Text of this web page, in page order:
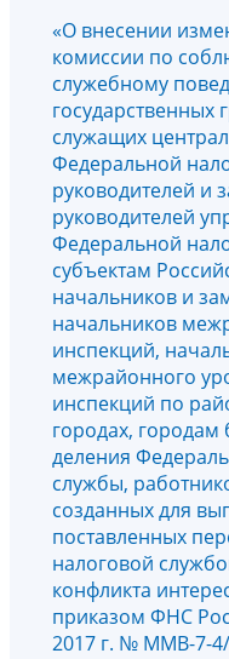
«О внесении
комиссии по
служебному
государственных
служащих
Федеральной
руководителей и
руководителей
Федеральной
субъектам
начальников и
начальников
инспекций,
межрайонного
инспекций по
городах, городам
деления
службы,
созданных для
поставленных
налоговой
конфликта
приказом ФНС
2017 г. № ММВ-7-4/